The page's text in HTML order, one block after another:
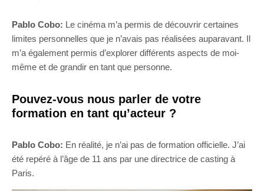
Pablo Cobo: Le cinéma m’a permis de découvrir certaines
limites personnelles que je n’avais pas réalisées auparavant. Il
m’a également permis d’explorer différents aspects de moi-
même et de grandir en tant que personne.
Pouvez-vous nous parler de votre
formation en tant qu’acteur ?
Pablo Cobo: En réalité, je n’ai pas de formation officielle. J’ai
été repéré à l’âge de 11 ans par une directrice de casting à
Paris.